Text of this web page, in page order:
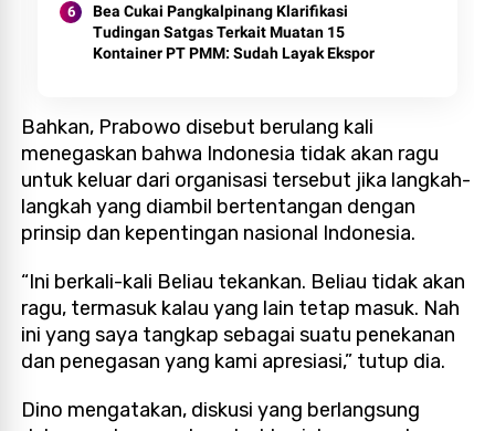
Bea Cukai Pangkalpinang Klarifikasi
Tudingan Satgas Terkait Muatan 15
Kontainer PT PMM: Sudah Layak Ekspor
Bahkan, Prabowo disebut berulang kali
menegaskan bahwa Indonesia tidak akan ragu
untuk keluar dari organisasi tersebut jika langkah-
langkah yang diambil bertentangan dengan
prinsip dan kepentingan nasional Indonesia.
“Ini berkali-kali Beliau tekankan. Beliau tidak akan
ragu, termasuk kalau yang lain tetap masuk. Nah
ini yang saya tangkap sebagai suatu penekanan
dan penegasan yang kami apresiasi,” tutup dia.
Dino mengatakan, diskusi yang berlangsung